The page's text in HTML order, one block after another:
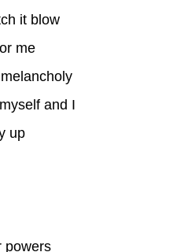
it blow
me
and I
up
powers